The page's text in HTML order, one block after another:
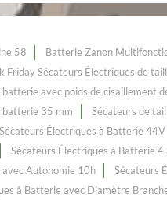
58
Batterie Zanon
Friday Sécateurs Électriques de
avec poids de cisaillement
batterie 35 mm Sécateurs de
Sécateurs Électriques à Batterie 44V
Sécateurs Électriques à Batterie 4
Autonomie 10h
Sécateurs
à Batterie avec Diamètre